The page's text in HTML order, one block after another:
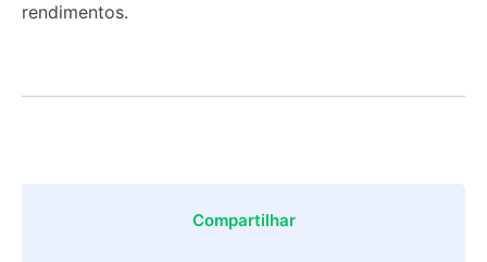
rendimentos.
Compartilhar